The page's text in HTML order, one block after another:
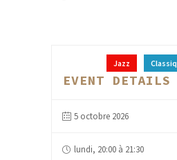
Jazz
EVENT DETAILS
5 octobre 2026
lundi, 20:00 à 21:30